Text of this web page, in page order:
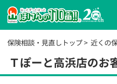
保険相談・見直しトップ 近くの
Ｔぽーと高浜店のお